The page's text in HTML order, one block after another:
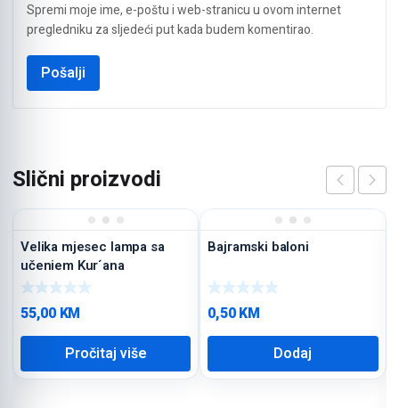
Spremi moje ime, e-poštu i web-stranicu u ovom internet
pregledniku za sljedeći put kada budem komentirao.
Slični proizvodi
Velika mjesec lampa sa
učenjem Kur´ana
55,00 KM
Pročitaj više
Bajramski baloni
0,50KM
Dodaj